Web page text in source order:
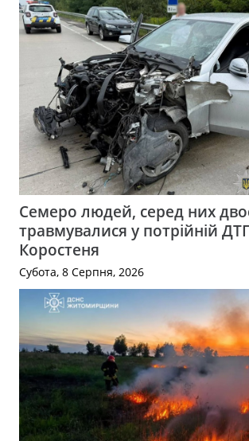
Семеро людей, серед них
травмувалися у потрійній
Коростеня
Субота, 8 Серпня, 2026